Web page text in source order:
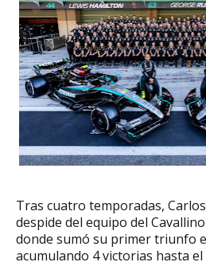
Tras cuatro temporadas,
despide del equipo del
donde sumó su primer triunfo
acumulando 4 victorias hasta